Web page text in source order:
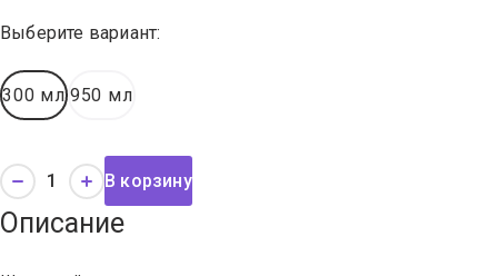
Выберите вариант:
300 мл 950 мл
В корзину
Описание